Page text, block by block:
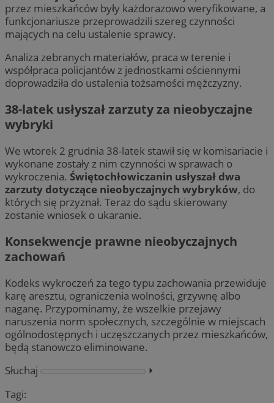
przez mieszkańców były każdorazowo weryfikowane, a
funkcjonariusze przeprowadzili szereg czynności
mających na celu ustalenie sprawcy.
Analiza zebranych materiałów, praca w terenie i
współpraca policjantów z jednostkami ościennymi
doprowadziła do ustalenia tożsamości mężczyzny.
38-latek usłyszał zarzuty za nieobyczajne
wybryki
We wtorek 2 grudnia 38-latek stawił się w komisariacie i
wykonane zostały z nim czynności w sprawach o
wykroczenia. Świętochłowiczanin usłyszał dwa
zarzuty dotyczące nieobyczajnych wybryków, do
których się przyznał. Teraz do sądu skierowany
zostanie wniosek o ukaranie.
Konsekwencje prawne nieobyczajnych
zachowań
Kodeks wykroczeń za tego typu zachowania przewiduje
karę aresztu, ograniczenia wolności, grzywnę albo
naganę. Przypominamy, że wszelkie przejawy
naruszenia norm społecznych, szczególnie w miejscach
ogólnodostępnych i uczęszczanych przez mieszkańców,
będą stanowczo eliminowane.
Słuchaj
⏵︎
Tagi: